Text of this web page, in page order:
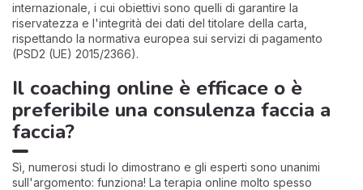
internazionale, i cui obiettivi sono quelli di garantire la
riservatezza e l'integrità dei dati del titolare della carta,
rispettando la normativa europea sui servizi di pagamento
(PSD2 (UE) 2015/2366).
Il coaching online è efficace o è
preferibile una consulenza faccia a
faccia?
Sì, numerosi studi lo dimostrano e gli esperti sono unanimi
sull'argomento: funziona! La terapia online molto spesso